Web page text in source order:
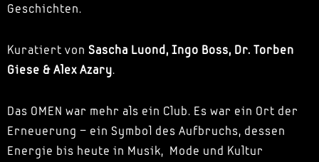
Geschichten.
Kuratiert von Sascha Luond, Ingo Boss, Dr. Torben
Giese & Alex Azary.
Das OMEN war mehr als ein Club. Es war ein Ort der
Erneuerung – ein Symbol des Aufbruchs, dessen
Energie bis heute in Musik, Mode und Kultur